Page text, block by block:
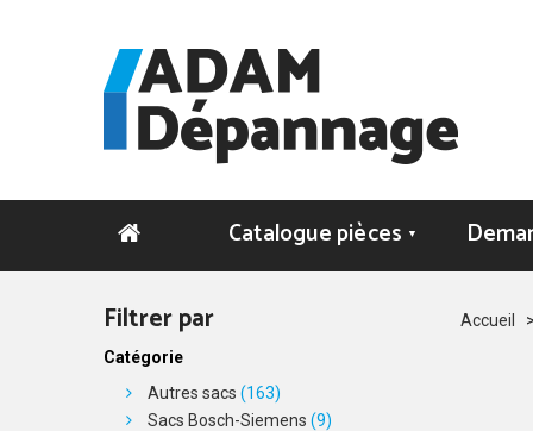
Catalogue pièces ▼
Accueil
Filtrer par
Catégorie
Autres sacs (163)
Sacs Bosch-Siemens (9)